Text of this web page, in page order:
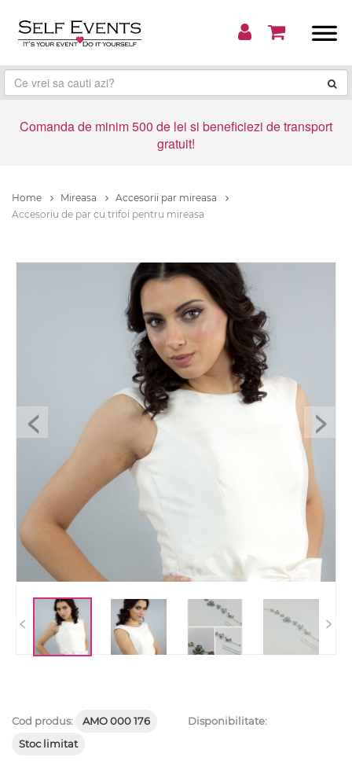
Comanda de minim 500 de lei si beneficiezi de transport
gratuit!
Home Mireasa
Accesorii par mireasa
Accesoriu de par cu trifoi pentru mireasa
< >
< >
Cod produs: AMO 000 176
Disponibilitate:
Stoc limitat